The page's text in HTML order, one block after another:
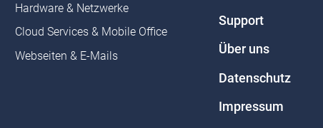
Hardware & Netzwerke
Cloud Services & Mobile Office
Webseiten & E-Mails
Support
Über uns
Datenschutz
Impressum